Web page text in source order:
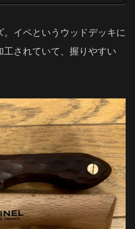
イペというウッドデッキに
工されていて、握りやすい